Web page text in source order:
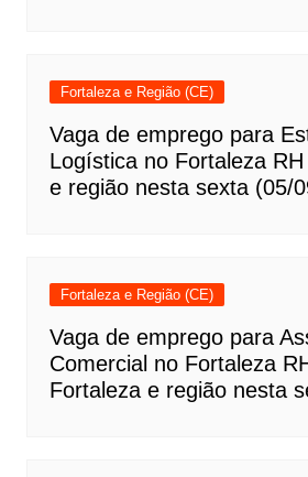
Fortaleza e Região (CE)
Vaga de emprego para
Logística no Fortaleza
e região nesta sexta (05/
Fortaleza e Região (CE)
Vaga de emprego para
Comercial no Fortaleza
Fortaleza e região nesta